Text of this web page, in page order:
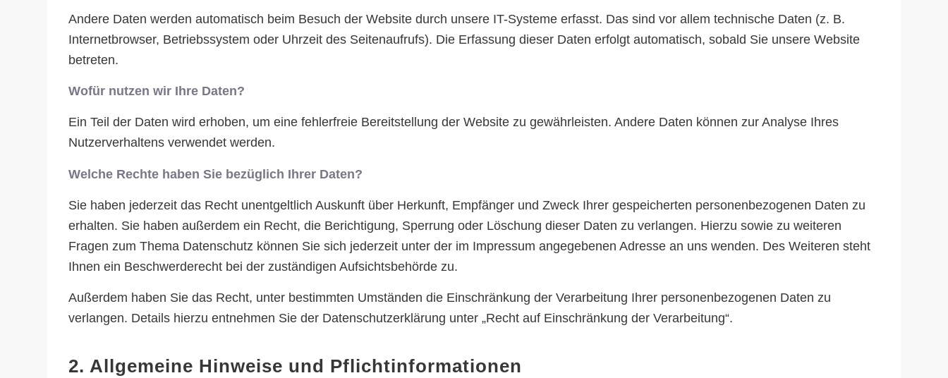
Andere Daten werden automatisch beim Besuch der Website durch unsere IT-Systeme erfasst. Das sind vor allem technische Daten (z. B.
Internetbrowser, Betriebssystem oder Uhrzeit des Seitenaufrufs). Die Erfassung dieser Daten erfolgt automatisch, sobald Sie unsere Website
betreten.
Wofür nutzen wir Ihre Daten?
Ein Teil der Daten wird erhoben, um eine fehlerfreie Bereitstellung der Website zu gewährleisten. Andere Daten können zur Analyse Ihres
Nutzerverhaltens verwendet werden.
Welche Rechte haben Sie bezüglich Ihrer Daten?
Sie haben jederzeit das Recht unentgeltlich Auskunft über Herkunft, Empfänger und Zweck Ihrer gespeicherten personenbezogenen Daten zu
erhalten. Sie haben außerdem ein Recht, die Berichtigung, Sperrung oder Löschung dieser Daten zu verlangen. Hierzu sowie zu weiteren
Fragen zum Thema Datenschutz können Sie sich jederzeit unter der im Impressum angegebenen Adresse an uns wenden. Des Weiteren steht
Ihnen ein Beschwerderecht bei der zuständigen Aufsichtsbehörde zu.
Außerdem haben Sie das Recht, unter bestimmten Umständen die Einschränkung der Verarbeitung Ihrer personenbezogenen Daten zu
verlangen. Details hierzu entnehmen Sie der Datenschutzerklärung unter „Recht auf Einschränkung der Verarbeitung“.
2. Allgemeine Hinweise und Pflichtinformationen